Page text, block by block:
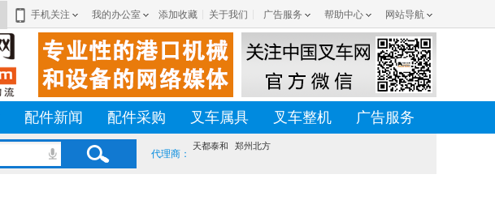
手机关注 我的办公室 添加收藏 关于我们 广告服务 帮助中心 网站导航
配件新闻 配件采购 叉车属具 叉车整机 广告服务
代理商：
天都泰和 郑州北方